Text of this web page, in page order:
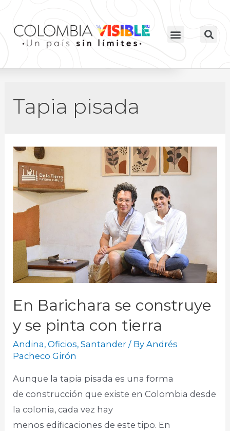
Tapia pisada
En Barichara se construye
y se pinta con tierra
Andina,Oficios,Santander / ByAndrés
Pacheco Girón
Aunque la tapia pisada es una forma
de construcción que existe en Colombia desde
la colonia, cada vez hay
menos edificaciones de este tipo. En